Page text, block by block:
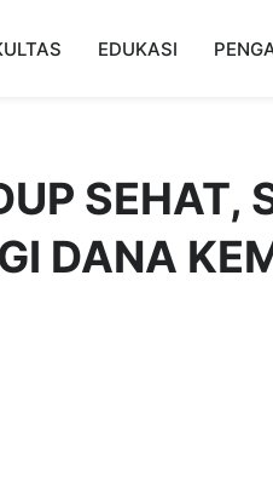
EDUKASI
SEHAT,
DANA